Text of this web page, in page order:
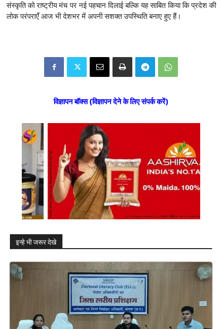
संस्कृति को राष्ट्रीय मंच पर नई पहचान दिलाई बल्कि यह साबित किया कि प्रदेश की
लोक परंपराएँ आज भी देशभर में अपनी सशक्त उपस्थिति बनाए हुए हैं।
विज्ञापन बॉक्स (विज्ञापन देने के लिए संपर्क करें)
इन्हे भी जरूर देखे